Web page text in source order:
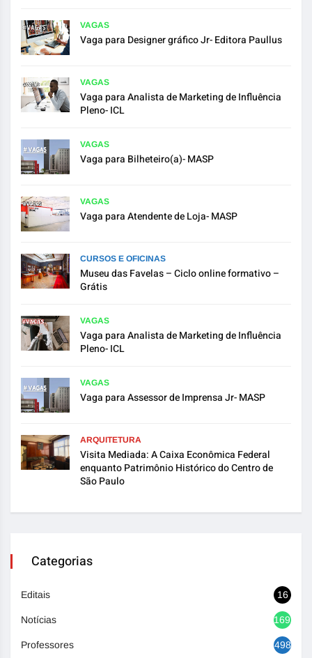
VAGAS
Vaga para Designer gráfico Jr- Editora Paullus
VAGAS
Vaga para Analista de Marketing de Influência
Pleno- ICL
VAGAS
Vaga para Bilheteiro(a)- MASP
VAGAS
Vaga para Atendente de Loja- MASP
CURSOS E OFICINAS
Museu das Favelas – Ciclo online formativo –
Grátis
VAGAS
Vaga para Analista de Marketing de Influência
Pleno- ICL
VAGAS
Vaga para Assessor de Imprensa Jr- MASP
ARQUITETURA
Visita Mediada: A Caixa Econômica Federal
enquanto Patrimônio Histórico do Centro de
São Paulo
Categorias
Editais 16
Notícias 1692
Professores 498